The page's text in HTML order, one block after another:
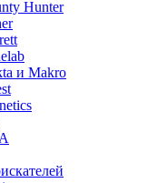
Hunter
и Makro